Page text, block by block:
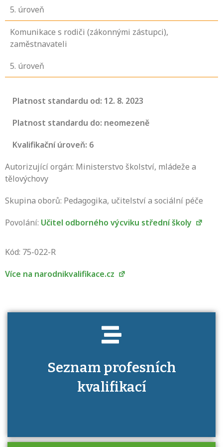
5. úroveň
Komunikace s rodiči (zákonnými zástupci),
zaměstnavateli
5. úroveň
Platnost standardu od: 12. 8. 2023
Platnost standardu do: neomezeně
Kvalifikační úroveň: 6
Autorizující orgán: Ministerstvo školství, mládeže a
tělovýchovy
Skupina oborů: Pedagogika, učitelství a sociální péče
Povolání: Učitel odborného výcviku střední školy
Kód: 75-022-R
Více na narodnikvalifikace.cz
Seznam profesních
kvalifikací
Víte, jaké dovednosti musíte pro danou